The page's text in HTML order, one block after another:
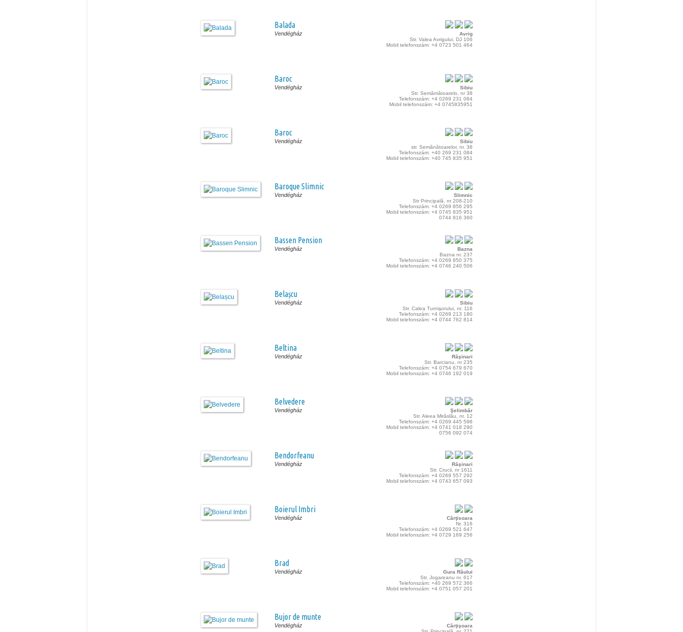
Balada
Avrig
Str. Valea Avrigului, DJ 106
Mobil telefonszám: +4 0723 501 464
Vendégház
Baroc
Sibiu
Str. Semămătoarelo, nr 38
Telefonszám: +4 0269 231 084
Mobil telefonszám: +4 0745835951
Vendégház
Baroc
Sibiu
str. Semănătoarelor, nr. 38
Telefonszám: +40 269 231 084
Mobil telefonszám: +40 745 835 951
Vendégház
Baroque Slimnic
Slimnic
Str Principală, nr 208-210
Telefonszám: +4 0269 856 295
Mobil telefonszám: +4 0745 835 951
0744 816 360
Vendégház
Bassen Pension
Bazna
Bazna nr. 237
Telefonszám: +4 0269 850 375
Mobil telefonszám: +4 0746 240 506
Vendégház
Belașcu
Sibiu
Str. Calea Turnişorului, nr. 116
Telefonszám: +4 0269 213 180
Mobil telefonszám: +4 0744 762 814
Vendégház
Beltina
Răşinari
Str. Barcianu, nr 235
Telefonszám: +4 0754 679 670
Mobil telefonszám: +4 0746 192 019
Vendégház
Belvedere
Şelimbăr
Str. Aleea Mirăslău, nr. 12
Telefonszám: +4 0269 445 598
Mobil telefonszám: +4 0741 018 290
0756 092 074
Vendégház
Bendorfeanu
Răşinari
Str. Crucii, nr 1611
Telefonszám: +4 0269 557 292
Mobil telefonszám: +4 0743 657 093
Vendégház
Boierul Imbri
Cârţisoara
Nr. 316
Telefonszám: +4 0269 521 647
Mobil telefonszám: +4 0729 169 256
Vendégház
Brad
Gura Râului
Str. Jogareanu nr. 617
Telefonszám: +40 269 572 366
Mobil telefonszám: +4 0751 057 201
Vendégház
Bujor de munte
Cârţişoara
Vendégház